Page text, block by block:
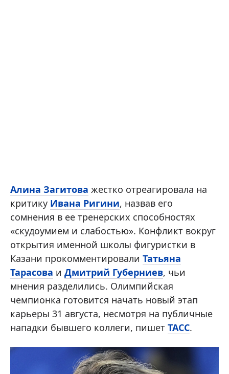
Алина Загитова жестко отреагировала на
критику Ивана Ригини, назвав его
сомнения в ее тренерских способностях
«скудоумием и слабостью». Конфликт вокруг
открытия именной школы фигуристки в
Казани прокомментировали Татьяна
Тарасова и Дмитрий Губерниев, чьи
мнения разделились. Олимпийская
чемпионка готовится начать новый этап
карьеры 31 августа, несмотря на публичные
нападки бывшего коллеги, пишет ТАСС.